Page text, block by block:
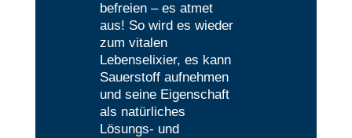
befreien – es atmet
aus! So wird es wieder
zum vitalen
Lebenselixier, es kann
Sauerstoff aufnehmen
und seine Eigenschaft
als natürliches
Lösungs- und